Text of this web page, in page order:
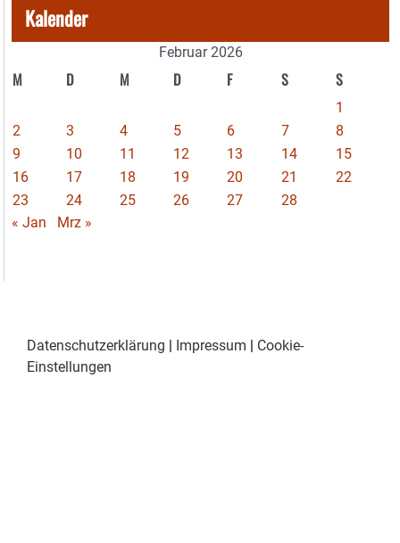
Kalender
Februar 2026
M D M D F S S
1
2
3 4 5 6 7
8
9
10 11 12 13 14
15
16
17 18 19 20 21
22
23
24 25 26 27
28
« Jan
Mrz »
Datenschutzerklärung | Impressum | Cookie-
Einstellungen